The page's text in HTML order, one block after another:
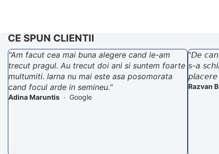
CE SPUN CLIENTII
"Am facut cea mai buna alegere cand le-am
trecut pragul. Au trecut doi ani si suntem foarte
multumiti. Iarna nu mai este asa posomorata
cand focul arde in semineu."
Adina Maruntis · Google
"𝘋𝘦
𝘴-𝘢
Razvan